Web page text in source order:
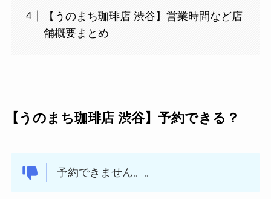
【うのまち珈琲店 渋谷】営業時間など店
舗概要まとめ
【うのまち珈琲店 渋谷】予約できる？
予約できません。。